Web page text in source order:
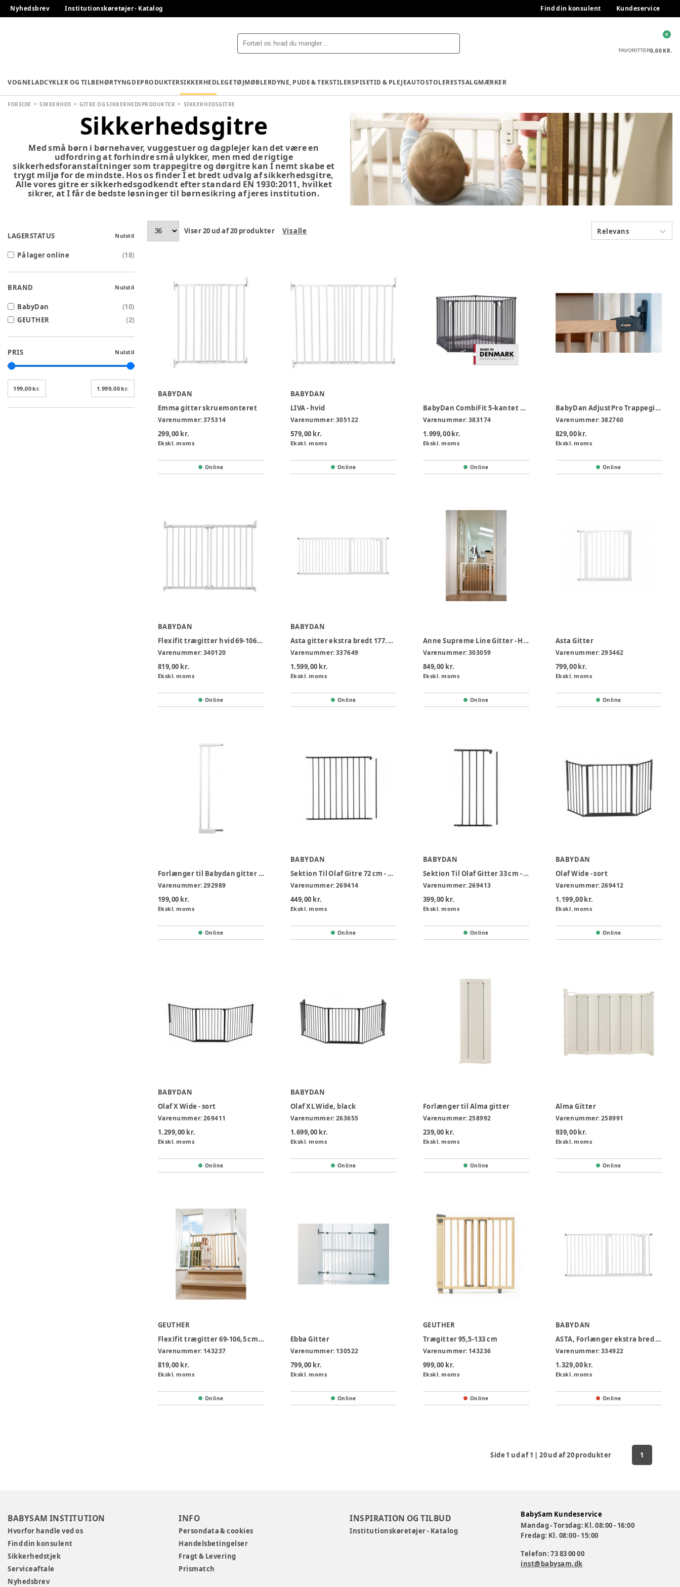
Nyhedsbrev Institutionskøretøjer - Katalog Find din konsulent Kundeservice
FAVORITTER0,00 KR.
0
VOGNELADCYKLER OG TILBEHØRTYNGDEPRODUKTERSIKKERHEDLEGETØJMØBLERDYNE, PUDE & TEKSTILERSPISETID & PLEJEAUTOSTOLERESTSALGMÆRKER
FORSIDE SIKKERHED GITRE OG SIKKERHEDSPRODUKTER SIKKERHEDSGITRE
Sikkerhedsgitre
Med små børn i børnehaver, vuggestuer og dagplejer kan det være en
udfordring at forhindre små ulykker, men med de rigtige
sikkerhedsforanstaltninger som trappegitre og dørgitre kan I nemt skabe et
trygt miljø for de mindste. Hos os finder I et bredt udvalg af sikkerhedsgitre,
Alle vores gitre er sikkerhedsgodkendt efter standard EN 1930:2011, hvilket
sikrer, at I får de bedste løsninger til børnesikring af jeres institution.
LAGERSTATUS Nulstil
På lager online (18)
BRAND Nulstil
BabyDan (10)
GEUTHER
(2)
PRIS Nulstil
199,00 kr. 1.999,00 kr.
Viser20 ud af20 produkter Vis alle Relevans
BABYDAN
Emma gitter skruemonteret
Varenummer:375314
299,00 kr.
Ekskl. moms
Online
BABYDAN
LIVA - hvid
Varenummer:305122
579,00 kr.
Ekskl. moms
Online
BabyDan CombiFit 5-kantet kravlegård, sort
Varenummer:383174
1.999,00 kr.
Ekskl. moms
Online
BabyDan AdjustPro Trappegitter
Varenummer:382760
829,00 kr.
Ekskl. moms
Online
BABYDAN
Flexifit trægitter hvid 69-106,5 cm
Varenummer:340120
819,00 kr.
Ekskl. moms
Online
BABYDAN
Asta gitter ekstra bredt 177.8-183 cm
Varenummer:337649
1.599,00 kr.
Ekskl. moms
Online
Anne Supreme Line Gitter - Hvid
Varenummer:303059
849,00 kr.
Ekskl. moms
Online
Asta Gitter
Varenummer:293462
799,00 kr.
Ekskl. moms
Online
Forlænger til Babydan gitter - sæt á 2 stk
Varenummer:292989
199,00 kr.
Ekskl. moms
Online
BABYDAN
Sektion Til Olaf Gitre 72 cm - Sort
Varenummer:269414
449,00 kr.
Ekskl. moms
Online
BABYDAN
Sektion Til Olaf Gitter 33 cm - Sort
Varenummer:269413
399,00 kr.
Ekskl. moms
Online
BABYDAN
Olaf Wide - sort
Varenummer:269412
1.199,00 kr.
Ekskl. moms
Online
BABYDAN
Olaf X Wide - sort
Varenummer:269411
1.299,00 kr.
Ekskl. moms
Online
BABYDAN
Olaf XL Wide, black
Varenummer:263655
1.699,00 kr.
Ekskl. moms
Online
Forlænger til Alma gitter
Varenummer:258992
239,00 kr.
Ekskl. moms
Online
Alma Gitter
Varenummer:258991
939,00 kr.
Ekskl. moms
Online
GEUTHER
Flexifit trægitter 69-106,5 cm natur
Varenummer: 143237
819,00 kr.
Ekskl. moms
Online
Ebba Gitter
Varenummer: 130522
799,00 kr.
Ekskl. moms
Online
GEUTHER
Trægitter 95,5-133 cm
Varenummer: 143236
999,00 kr.
Ekskl. moms
Online
BABYDAN
ASTA, Forlænger ekstra bred 151 cm
Varenummer:334922
1.329,00 kr.
Ekskl. moms
Online
Side 1 ud af1 |20ud af20produkter 1
BABYSAM INSTITUTION
Hvorfor handle ved os
Find din konsulent
Sikkerhedstjek
Serviceaftale
Nyhedsbrev
INFO
Persondata & cookies
Handelsbetingelser
Fragt & Levering
Prismatch
INSPIRATION OG TILBUD
Institutionskøretøjer - Katalog
BabySam Kundeservice
Mandag - Torsdag: Kl. 08:00 - 16:00
Fredag: Kl. 08:00 - 15:00
Telefon: 73 83 00 00
inst@babysam.dk